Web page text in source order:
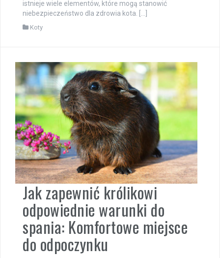
istnieje wiele elementów, które mogą stanowić
niebezpieczeństwo dla zdrowia kota. […]
Koty
Jak zapewnić królikowi
odpowiednie warunki do
spania: Komfortowe miejsce
do odpoczynku